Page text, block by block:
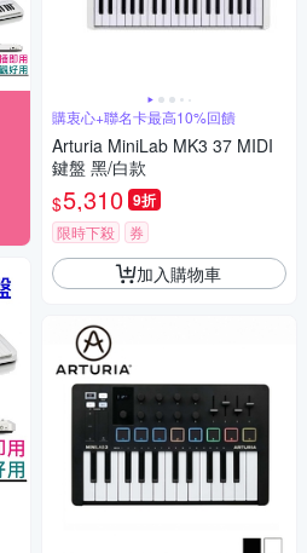
購衷心+聯名卡最高10%回饋
Arturia MiniLab MK3 37 MIDI
鍵盤 黑/白款
$5,310 9折
限時下殺 券
加入購物車